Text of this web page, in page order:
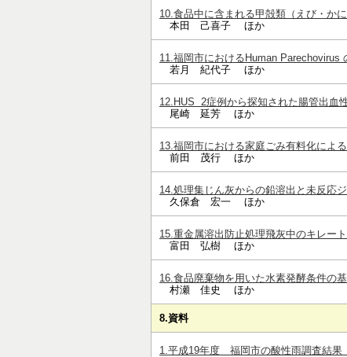
10.食品中に含まれる甲殻類（えび・か
本田 己喜子 ほか
11.福岡市におけるHuman Parechovirus
若月 紀代子 ほか
12.HUS 2症例から探知された腸管出血
尾崎 延芳 ほか
13.福岡市における家庭ごみ有料化によ
前田 茂行 ほか
14.処理集じん灰からの鉛溶出と未反応
久保倉 宏一 ほか
15.重金属溶出防止処理飛灰中のキレー
富田 弘樹 ほか
16.食品廃棄物を用いた水素発酵条件の
村瀬 佳史 ほか
8.資料
1.平成19年度 福岡市の酸性雨調査結果